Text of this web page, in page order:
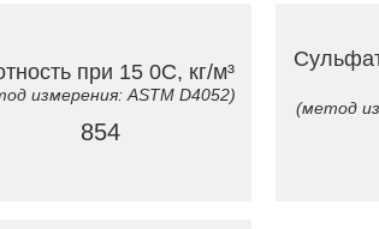
при 15 0C, кг/м³
измерения: ASTM D4052)
854
(метод